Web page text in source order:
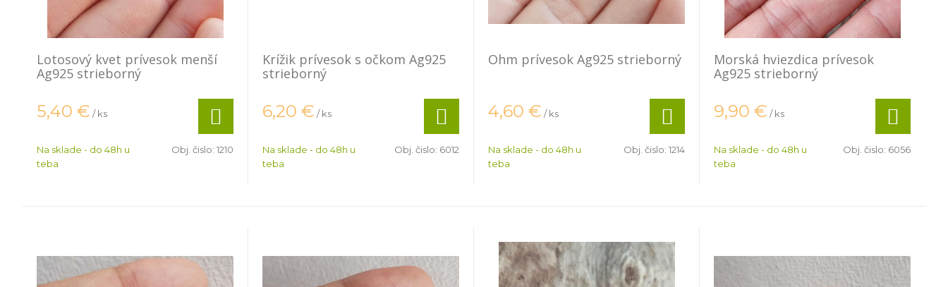
Lotosový kvet prívesok menší
Ag925 strieborný
5,40 € / ks
Na sklade - do 48h u
teba
Obj. čislo: 1210
Krížik prívesok s očkom Ag925
strieborný
6,20 € / ks
Na sklade - do 48h u
teba
Obj. čislo: 6012
Ohm prívesok Ag925 strieborný
4,60 € / ks
Na sklade - do 48h u
teba
Obj. čislo: 1214
Morská hviezdica prívesok
Ag925 strieborný
9,90 € / ks
Na sklade - do 48h u
teba
Obj. čislo: 6056